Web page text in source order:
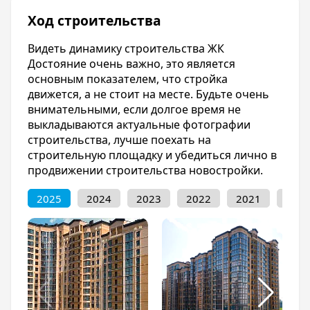
Торгово-развлекательный комплекс
Метро;
Бауцентр;
Баскет Холл;
Аптеки: Мелодия здоровья, Советская
аптека;
Банк: ВТБ и Сбер Банк.
Транспорт
Дорожная развязка возле ЖК Достояние
развита на высоком уровне. В основном весь
транспорт ходит по улице Западный обход.
Оттуда можно доехать до любой точки
Краснодара.
На остановочном пункте проходит
следующий общественный транспорт:
маршрутное такси: 78. Можно пройти 5 минут
Ход строительства
Видеть динамику строительства ЖК
Достояние очень важно, это является
основным показателем, что стройка
движется, а не стоит на месте. Будьте очень
внимательными, если долгое время не
выкладываются актуальные фотографии
строительства, лучше поехать на
строительную площадку и убедиться лично в
продвижении строительства новостройки.
2025 2024 2023 2022 2021